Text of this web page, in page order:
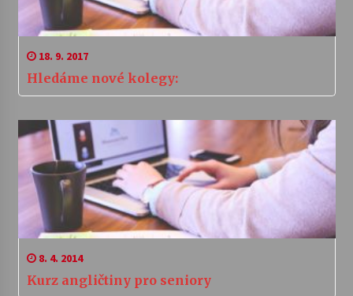
18. 9. 2017
Hledáme nové kolegy:
8. 4. 2014
Kurz angličtiny pro seniory